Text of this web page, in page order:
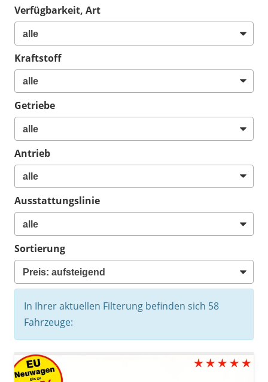
Verfügbarkeit, Art
Kraftstoff
Getriebe
Antrieb
Ausstattungslinie
Sortierung
In Ihrer aktuellen Filterung befinden sich 58
Fahrzeuge: